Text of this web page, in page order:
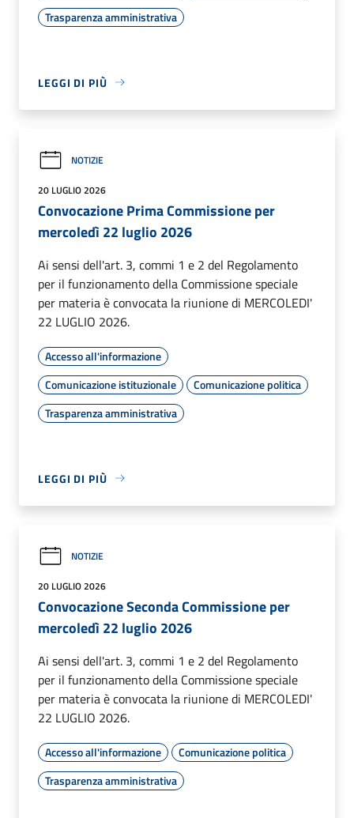
Trasparenza amministrativa
LEGGI DI PIÙ
NOTIZIE
20 LUGLIO 2026
Convocazione Prima Commissione per
mercoledì 22 luglio 2026
Ai sensi dell'art. 3, commi 1 e 2 del Regolamento
per il funzionamento della Commissione speciale
per materia è convocata la riunione di MERCOLEDI'
22 LUGLIO 2026.
Accesso all'informazione
Comunicazione istituzionale
Comunicazione politica
Trasparenza amministrativa
LEGGI DI PIÙ
NOTIZIE
20 LUGLIO 2026
Convocazione Seconda Commissione per
mercoledì 22 luglio 2026
Ai sensi dell'art. 3, commi 1 e 2 del Regolamento
per il funzionamento della Commissione speciale
per materia è convocata la riunione di MERCOLEDI'
22 LUGLIO 2026.
Accesso all'informazione
Comunicazione politica
Trasparenza amministrativa